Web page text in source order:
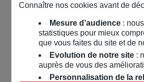
Connaître nos cookies avant de
Mesure d’audience:
statistiques pour mieux
que vous faites du site et de
Evolution de notre site:
auprès de vous des
Personnalisation de la